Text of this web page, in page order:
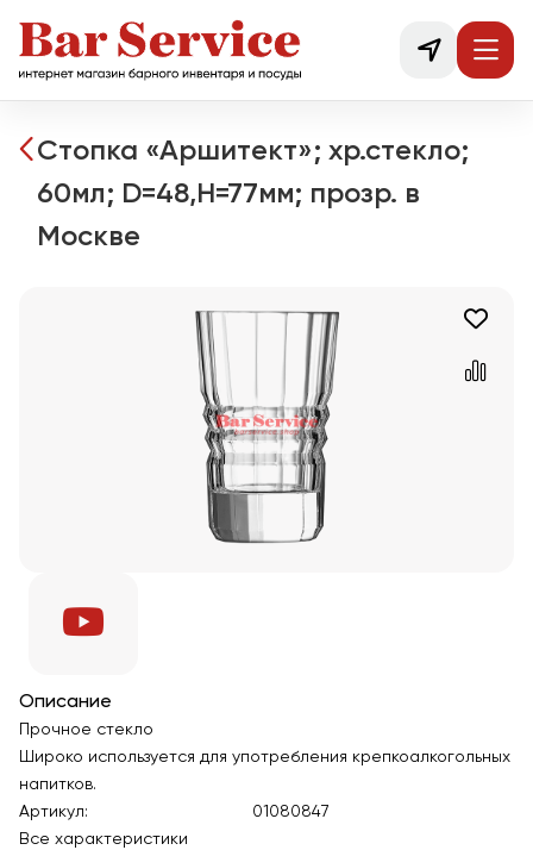
Стопка «Аршитект»; хр.стекло;
60мл; D=48,H=77мм; прозр. в
Москве
Описание
Прочное стекло
Широко используется для употребления крепкоалкогольных
напитков.
Артикул:
01080847
Все характеристики